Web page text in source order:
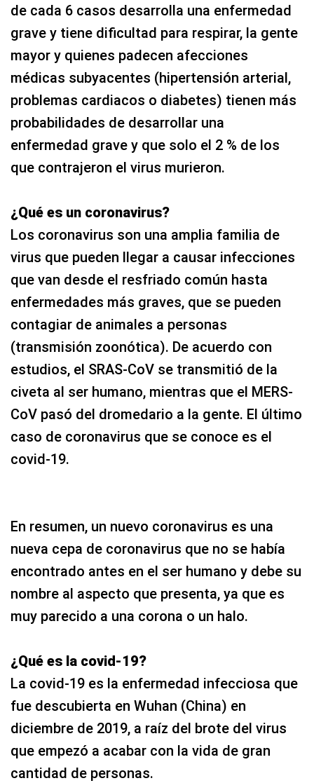
de cada 6 casos desarrolla una enfermedad
grave y tiene dificultad para respirar, la gente
mayor y quienes padecen afecciones
médicas subyacentes (hipertensión arterial,
problemas cardiacos o diabetes) tienen más
probabilidades de desarrollar una
enfermedad grave y que solo el 2 % de los
que contrajeron el virus murieron.
¿Qué es un coronavirus?
Los coronavirus son una amplia familia de
virus que pueden llegar a causar infecciones
que van desde el resfriado común hasta
enfermedades más graves, que se pueden
contagiar de animales a personas
(transmisión zoonótica). De acuerdo con
estudios, el SRAS-CoV se transmitió de la
civeta al ser humano, mientras que el MERS-
CoV pasó del dromedario a la gente. El último
caso de coronavirus que se conoce es el
covid-19.
En resumen, un nuevo coronavirus es una
nueva cepa de coronavirus que no se había
encontrado antes en el ser humano y debe su
nombre al aspecto que presenta, ya que es
muy parecido a una corona o un halo.
¿Qué es la covid-19?
La covid-19 es la enfermedad infecciosa que
fue descubierta en Wuhan (China) en
diciembre de 2019, a raíz del brote del virus
que empezó a acabar con la vida de gran
cantidad de personas.